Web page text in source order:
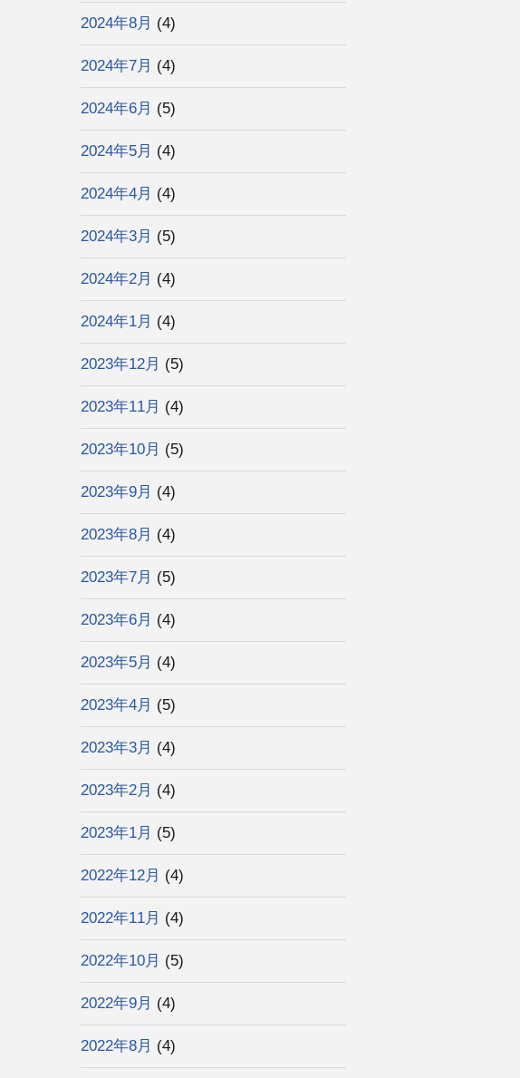
2024年8月 (4)
2024年7月 (4)
2024年6月 (5)
2024年5月 (4)
2024年4月 (4)
2024年3月 (5)
2024年2月 (4)
2024年1月 (4)
2023年12月 (5)
2023年11月 (4)
2023年10月 (5)
2023年9月 (4)
2023年8月 (4)
2023年7月 (5)
2023年6月 (4)
2023年5月 (4)
2023年4月 (5)
2023年3月 (4)
2023年2月 (4)
2023年1月 (5)
2022年12月 (4)
2022年11月 (4)
2022年10月 (5)
2022年9月 (4)
2022年8月 (4)